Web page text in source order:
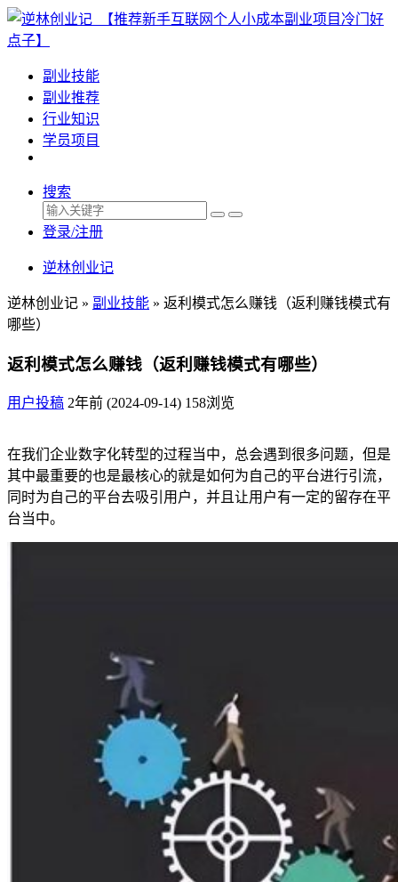
副业技能
副业推荐
行业知识
学员项目
搜索
登录/注册
逆林创业记
逆林创业记 » 副业技能 » 返利模式怎么赚钱（返利赚钱模式有
哪些）
返利模式怎么赚钱（返利赚钱模式有哪些）
用户投稿 2年前 (2024-09-14) 158浏览
在我们企业数字化转型的过程当中，总会遇到很多问题，但是
其中最重要的也是最核心的就是如何为自己的平台进行引流，
同时为自己的平台去吸引用户，并且让用户有一定的留存在平
台当中。